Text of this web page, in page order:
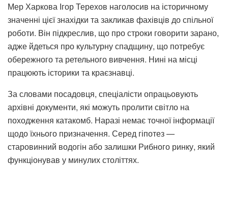
Мер Харкова Ігор Терехов наголосив на історичному
значенні цієї знахідки та закликав фахівців до спільної
роботи. Він підкреслив, що про строки говорити зарано,
адже йдеться про культурну спадщину, що потребує
обережного та ретельного вивчення. Нині на місці
працюють історики та краєзнавці.
За словами посадовця, спеціалісти опрацьовують
архівні документи, які можуть пролити світло на
походження катакомб. Наразі немає точної інформації
щодо їхнього призначення. Серед гіпотез —
старовинний водогін або залишки Рибного ринку, який
функціонував у минулих століттях.